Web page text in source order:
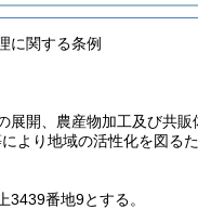
に関する条例
開、農産物加工及び共
より地域の活性化を図る
番地9とする。